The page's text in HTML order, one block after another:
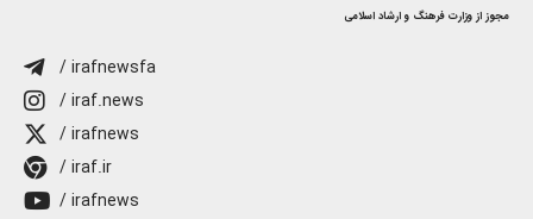
مجوز از وزارت فرهنگ و ارشاد اسلامی
/ irafnewsfa
/ iraf.news
/ irafnews
/ iraf.ir
/ irafnews